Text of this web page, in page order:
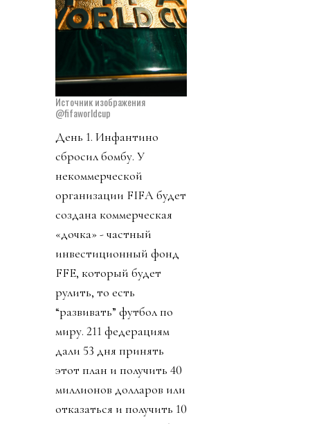
Источник изображения
@fifaworldcup
День 1. Инфантино
сбросил бомбу. У
некоммерческой
организации FIFA будет
создана коммерческая
«дочка» - частный
инвестиционный фонд
FFE, который будет
рулить, то есть
“развивать” футбол по
миру. 211 федерациям
дали 53 дня принять
этот план и получить 40
миллионов долларов или
отказаться и получить 10